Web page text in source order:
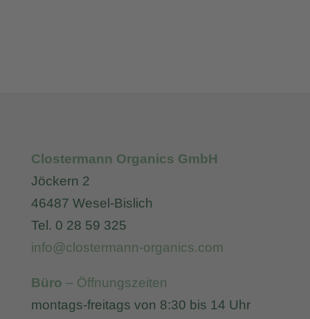
Clostermann Organics GmbH
Jöckern 2
46487 Wesel-Bislich
Tel. 0 28 59 325
info@clostermann-organics.com
Büro – Öffnungszeiten
montags-freitags von 8:30 bis 14 Uhr